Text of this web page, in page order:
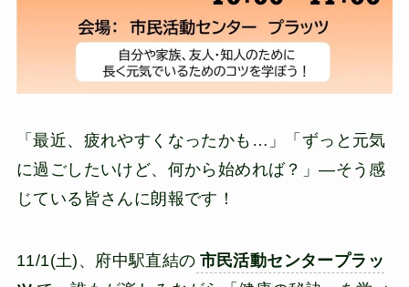
「最近、疲れやすくなったかも…」「ずっと元気
に過ごしたいけど、何から始めれば？」—そう感
じている皆さんに朗報です！
11/1(土)、府中駅直結の 市民活動センタープラッ